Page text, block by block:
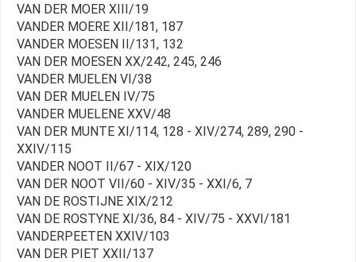
VAN DER MOER XIII/19
VANDER MOERE XII/181, 187
VANDER MOESEN II/131, 132
VAN DER MOESEN XX/242, 245, 246
VANDER MUELEN VI/38
VAN DER MUELEN IV/75
VANDER MUELENE XXV/48
VAN DER MUNTE XI/114, 128 - XIV/274, 289, 290 -
XXIV/115
VANDER NOOT II/67 - XIX/120
VAN DER NOOT VII/60 - XIV/35 - XXI/6, 7
VAN DE ROSTIJNE XIX/212
VAN DE ROSTYNE XI/36, 84 - XIV/75 - XXVI/181
VANDERPEETEN XXIV/103
VAN DER PIET XXII/137